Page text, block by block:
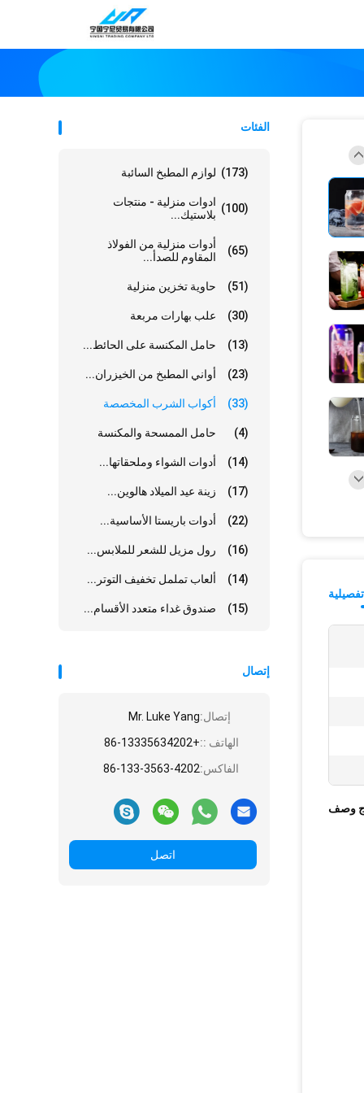
الفئات
لوازم المطبخ السائبة (173)
ادوات منزلية - منتجات
بلاستيك...
(100)
أدوات منزلية من الفولاذ
المقاوم للصدأ...
(65)
حاوية تخزين منزلية (51)
علب بهارات مربعة (30)
حامل المكنسة على الحائط... (13)
أواني المطبخ من الخيزران... (23)
أكواب الشرب المخصصة (33)
حامل الممسحة والمكنسة (4)
أدوات الشواء وملحقاتها... (14)
زينة عيد الميلاد هالوين... (17)
أدوات باريستا الأساسية... (22)
رول مزيل للشعر للملابس... (16)
ألعاب تململ تخفيف التوتر... (14)
صندوق غداء متعدد الأقسام... (15)
إتصال
إتصال:Mr. Luke Yang
الهاتف ::+86-13335634202
الفاكس:86-133-3563-4202
اتصل
وصف